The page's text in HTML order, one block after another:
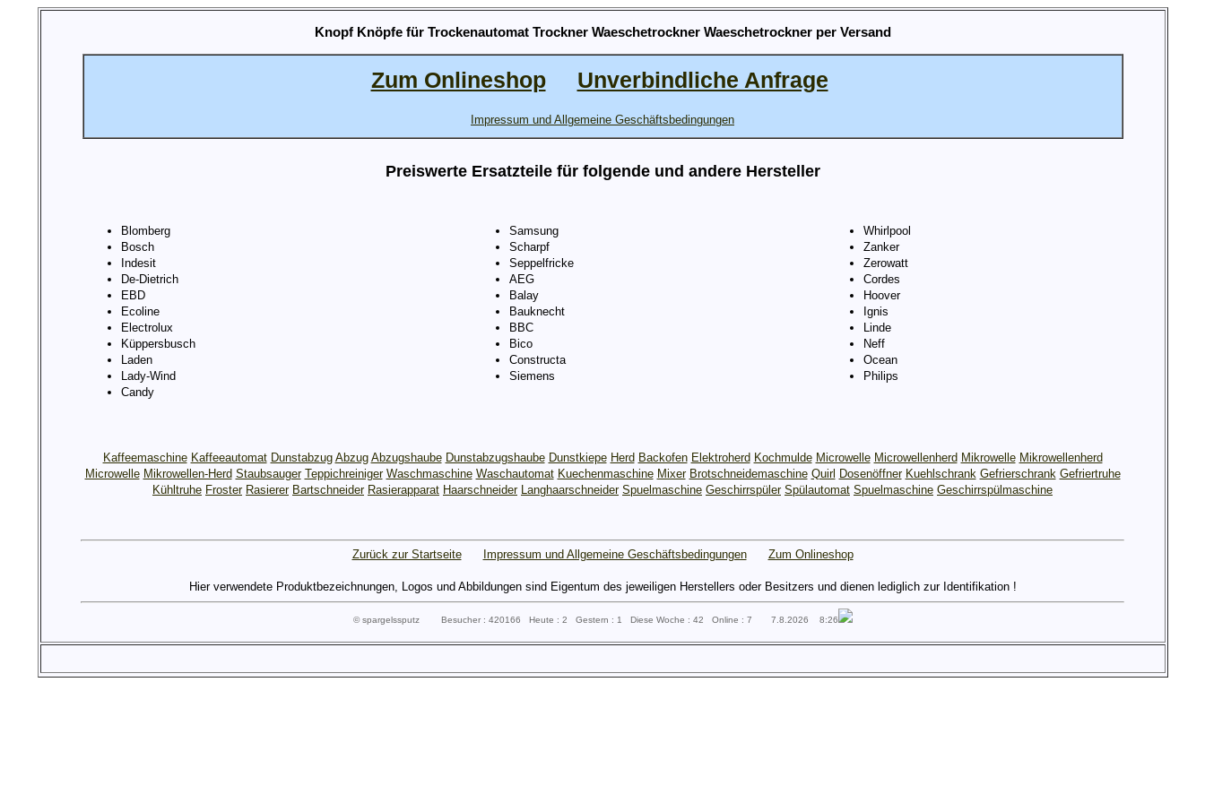
Knopf Knöpfe für Trockenautomat Trockner Waeschetrockner Waeschetrockner per Versand
Zum Onlineshop Unverbindliche Anfrage
Impressum und Allgemeine Geschäftsbedingungen
Preiswerte Ersatzteile für folgende und andere Hersteller
Blomberg
Bosch
Indesit
De-Dietrich
EBD
Ecoline
Electrolux
Küppersbusch
Laden
Lady-Wind
Candy
Samsung
Scharpf
Seppelfricke
AEG
Balay
Bauknecht
BBC
Bico
Constructa
Siemens
Whirlpool
Zanker
Zerowatt
Cordes
Hoover
Ignis
Linde
Neff
Ocean
Philips
Kaffeemaschine Kaffeeautomat Dunstabzug Abzug Abzugshaube Dunstabzugshaube Dunstkiepe Herd Backofen Elektroherd Kochmulde Microwelle Microwellenherd Mikrowelle Mikrowellenherd
Microwelle Mikrowellen-Herd Staubsauger Teppichreiniger Waschmaschine Waschautomat Kuechenmaschine Mixer Brotschneidemaschine Quirl Dosenöffner Kuehlschrank Gefrierschrank Gefriertruhe
Kühltruhe Froster Rasierer Bartschneider Rasierapparat Haarschneider Langhaarschneider Spuelmaschine Geschirrspüler Spülautomat Spuelmaschine Geschirrspülmaschine
Zurück zur Startseite Impressum und Allgemeine Geschäftsbedingungen Zum Onlineshop
Hier verwendete Produktbezeichnungen, Logos und Abbildungen sind Eigentum des jeweiligen Herstellers oder Besitzers und dienen lediglich zur Identifikation !
© spargelssputz Besucher : 420166 Heute : 2 Gestern : 1 Diese Woche : 42 Online : 7 7.8.2026 8:26